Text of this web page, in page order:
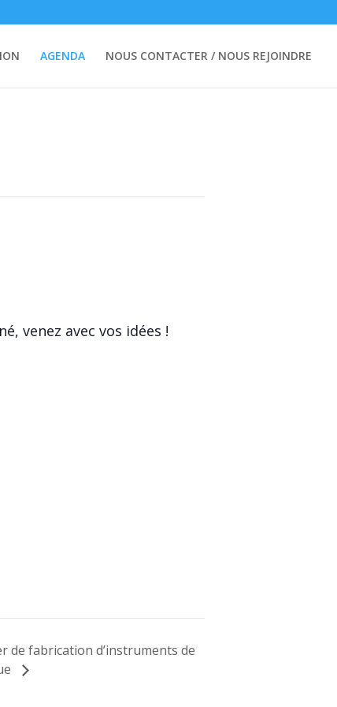
AGENDA NOUS CONTACTER / NOUS REJOINDRE
venez avec vos idées !
de fabrication d’instruments de